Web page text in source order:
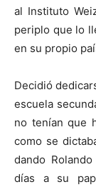
al Instituto
periplo que lo
en su propio
Decidió
escuela
no tenían que
como se
dando
días a su